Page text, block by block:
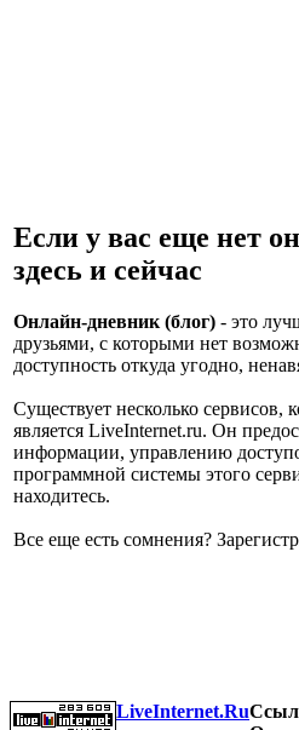
Если у вас еще нет
здесь и сейчас
Онлайн-дневник (блог) - это
друзьями, с которыми нет
доступность откуда угодно,
Существует несколько
является LiveInternet.ru. Он
информации, управлению
программной системы этого
находитесь.
Все еще есть сомнения?
LiveInternet.Ru